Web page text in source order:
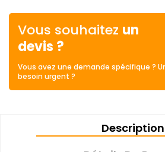
Vous souhaitez un
devis ?
Vous avez une demande spécifique ?
besoin urgent ?
Description